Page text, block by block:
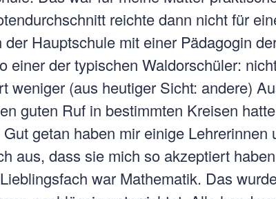
reichte dann nicht für
Hauptschule mit einer Pädagogin
einer der typischen Waldorschüler:
weniger (aus heutiger Sicht: andere)
guten Ruf in bestimmten Kreisen
getan haben mir einige
aus, dass sie mich so akzeptiert
war Mathematik. Das